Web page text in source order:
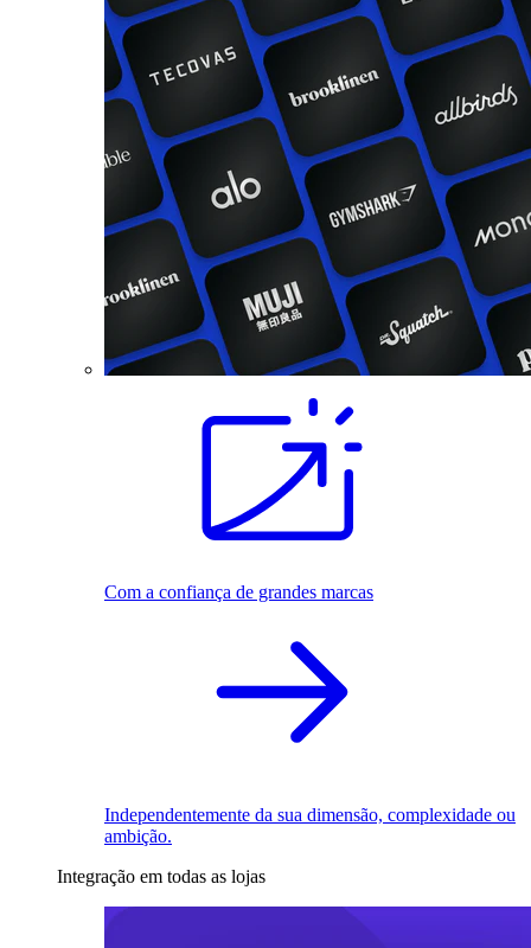
Com a confiança de grandes marcas
Independentemente da sua dimensão, complexidade ou
ambição.
Integração em todas as lojas